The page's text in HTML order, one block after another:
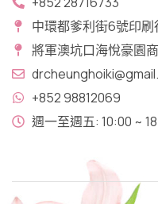
中環都爹利街6號印
將軍澳坑口​海悅豪園
+852 98812069
週一至週五: 10:00 ~